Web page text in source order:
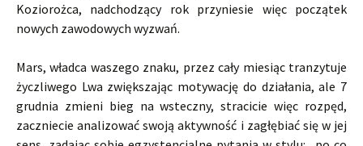
Koziorożca, nadchodzący rok przyniesie więc początek
nowych zawodowych wyzwań.
Mars, władca waszego znaku, przez cały miesiąc tranzytuje
życzliwego Lwa zwiększając motywację do działania, ale 7
grudnia zmieni bieg na wsteczny, stracicie więc rozpęd,
zaczniecie analizować swoją aktywność i zagłębiać się w jej